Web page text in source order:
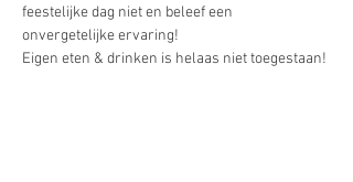
feestelijke dag niet en beleef een
onvergetelijke ervaring!
Eigen eten & drinken is helaas niet toegestaan!